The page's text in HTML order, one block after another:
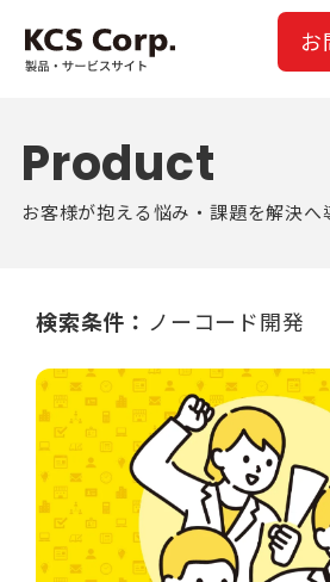
お
Product
お客様が抱える悩み・課題を解決へ
検索条件： ノーコード開発